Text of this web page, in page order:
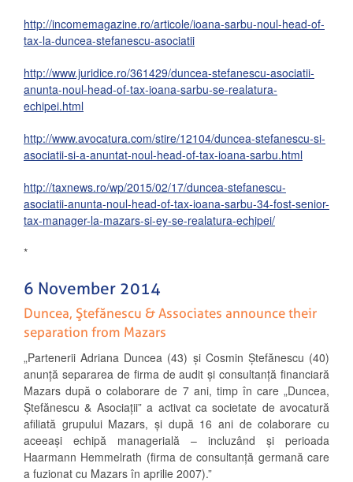
http://incomemagazine.ro/articole/ioana-sarbu-noul-head-of-
tax-la-duncea-stefanescu-asociatii
http://www.juridice.ro/361429/duncea-stefanescu-asociatii-
anunta-noul-head-of-tax-ioana-sarbu-se-realatura-
echipei.html
http://www.avocatura.com/stire/12104/duncea-stefanescu-si-
asociatii-si-a-anuntat-noul-head-of-tax-ioana-sarbu.html
http://taxnews.ro/wp/2015/02/17/duncea-stefanescu-
asociatii-anunta-noul-head-of-tax-ioana-sarbu-34-fost-senior-
tax-manager-la-mazars-si-ey-se-realatura-echipei/
*
6 November 2014
Duncea, Ştefănescu & Associates announce their
separation from Mazars
„Partenerii Adriana Duncea (43) şi Cosmin Ştefănescu (40)
anunţă separarea de firma de audit şi consultanţă financiară
Mazars după o colaborare de 7 ani, timp în care „Duncea,
Ştefănescu & Asociaţii” a activat ca societate de avocatură
afiliată grupului Mazars, şi după 16 ani de colaborare cu
aceeaşi echipă managerială – incluzând şi perioada
Haarmann Hemmelrath (firma de consultanţă germană care
a fuzionat cu Mazars în aprilie 2007).”